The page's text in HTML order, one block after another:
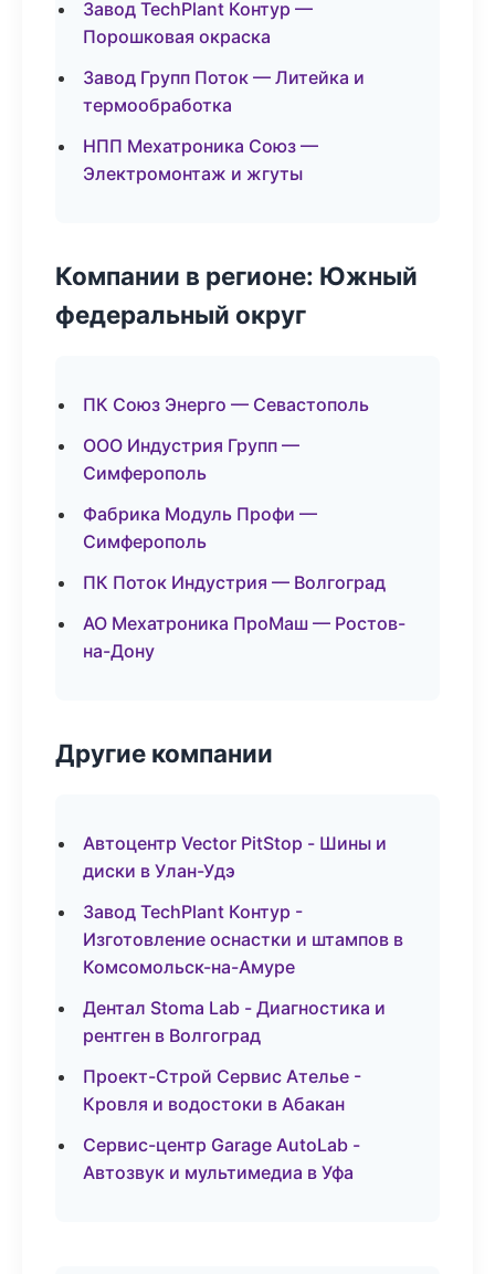
Завод TechPlant Контур —
Порошковая окраска
Завод Групп Поток — Литейка и
термообработка
НПП Мехатроника Союз —
Электромонтаж и жгуты
Компании в регионе: Южный
федеральный округ
ПК Союз Энерго — Севастополь
ООО Индустрия Групп —
Симферополь
Фабрика Модуль Профи —
Симферополь
ПК Поток Индустрия — Волгоград
АО Мехатроника ПроМаш — Ростов-
на-Дону
Другие компании
Автоцентр Vector PitStop - Шины и
диски в Улан-Удэ
Завод TechPlant Контур -
Изготовление оснастки и штампов в
Комсомольск-на-Амуре
Дентал Stoma Lab - Диагностика и
рентген в Волгоград
Проект-Строй Сервис Ателье -
Кровля и водостоки в Абакан
Сервис-центр Garage AutoLab -
Автозвук и мультимедиа в Уфа